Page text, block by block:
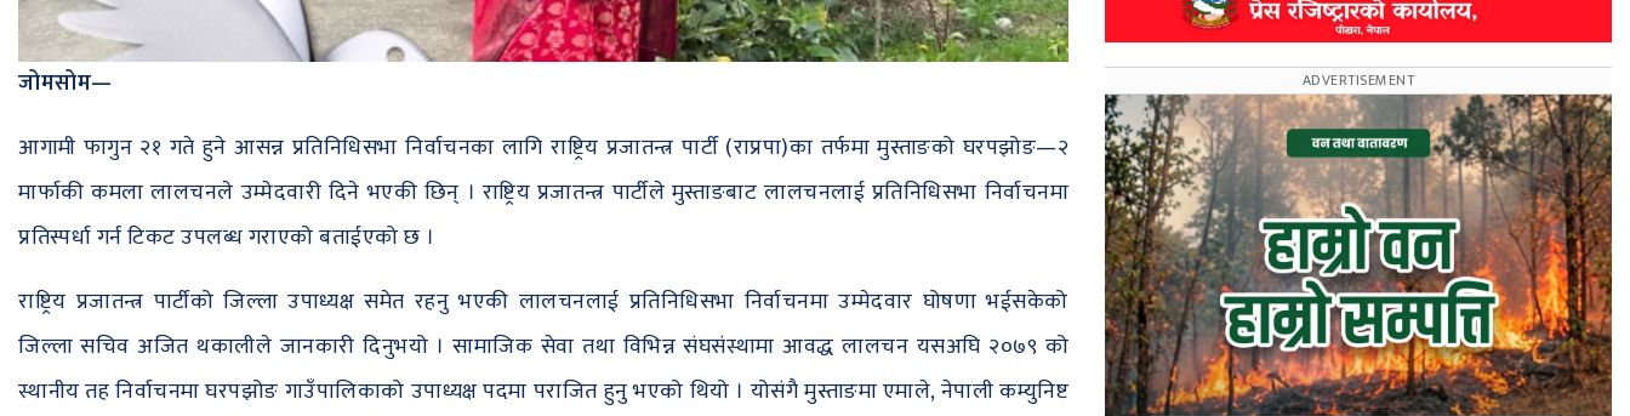
जोमसोम—
आगामी फागुन २१ गते हुने आसन्न प्रतिनिधिसभा निर्वाचनका लागि राष्ट्रिय प्रजातन्त्र पार्टी (राप्रपा)का तर्फमा मुस्ताङको घरपझोङ—२
मार्फाकी कमला लालचनले उम्मेदवारी दिने भएकी छिन् । राष्ट्रिय प्रजातन्त्र पार्टीले मुस्ताङबाट लालचनलाई प्रतिनिधिसभा निर्वाचनमा
प्रतिस्पर्धा गर्न टिकट उपलब्ध गराएको बताईएको छ ।
राष्ट्रिय प्रजातन्त्र पार्टीको जिल्ला उपाध्यक्ष समेत रहनु भएकी लालचनलाई प्रतिनिधिसभा निर्वाचनमा उम्मेदवार घोषणा भईसकेको
जिल्ला सचिव अजित थकालीले जानकारी दिनुभयो । सामाजिक सेवा तथा विभिन्न संघसंस्थामा आवद्ध लालचन यसअघि २०७९ को
स्थानीय तह निर्वाचनमा घरपझोङ गाउँपालिकाको उपाध्यक्ष पदमा पराजित हुनु भएको थियो । योसंगै मुस्ताङमा एमाले, नेपाली कम्युनिष्ट